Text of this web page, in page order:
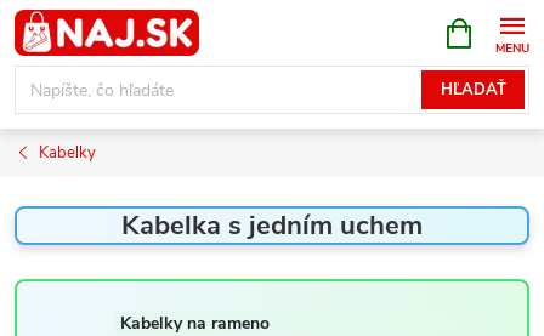
Prejsť
na
obsah
HĽADAŤ
KOŠÍK
Kabelky
Kabelka s jedním uchem
Kabelky na rameno